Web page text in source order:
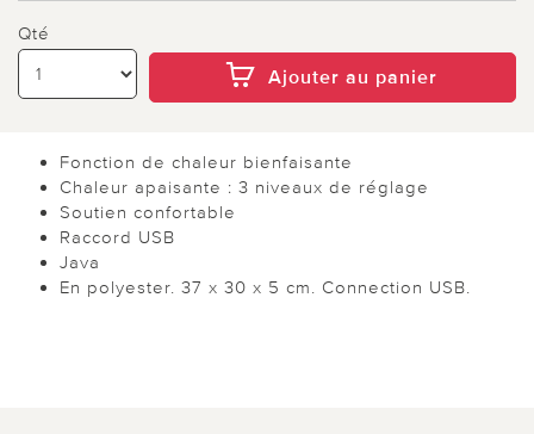
Qté
Ajouter au panier
Fonction de chaleur bienfaisante
Chaleur apaisante : 3 niveaux de réglage
Soutien confortable
Raccord USB
Java
En polyester. 37 x 30 x 5 cm. Connection USB.